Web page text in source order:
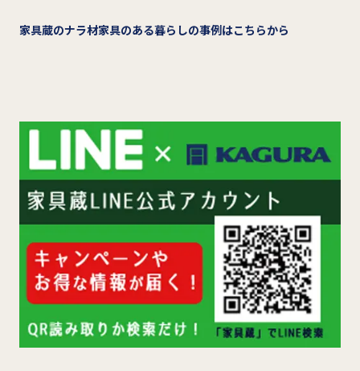
家具蔵のナラ材家具のある暮らしの事例はこちらから